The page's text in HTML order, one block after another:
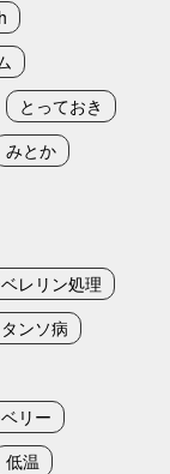
とっておき
みとか
レリン処理
タンソ病
リー
低温